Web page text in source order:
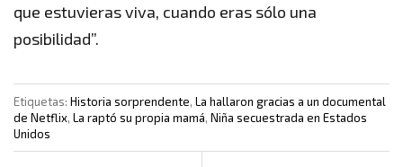
que estuvieras viva, cuando eras sólo una
posibilidad”.
Etiquetas: Historia sorprendente, La hallaron gracias a un documental
de Netflix, La raptó su propia mamá, Niña secuestrada en Estados
Unidos